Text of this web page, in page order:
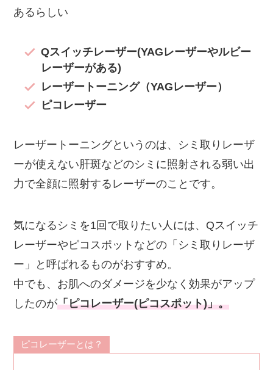
あるらしい
Qスイッチレーザー(YAGレーザーやルビー
レーザーがある)
レーザートーニング（YAGレーザー）
ピコレーザー
レーザートーニングというのは、シミ取りレーザ
ーが使えない肝斑などのシミに照射される弱い出
力で全顔に照射するレーザーのことです。
気になるシミを1回で取りたい人には、Qスイッチ
レーザーやピコスポットなどの「シミ取りレーザ
ー」と呼ばれるものがおすすめ。
中でも、お肌へのダメージを少なく効果がアップ
したのが「ピコレーザー(ピコスポット)」。
ピコレーザーとは？